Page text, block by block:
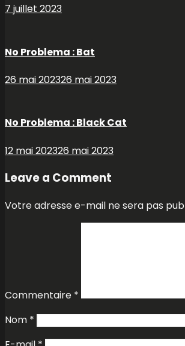
7 juillet 2023
No Problema : Bat
26 mai 202326 mai 2023
No Problema : Black Cat
12 mai 202326 mai 2023
Leave a Comment
Votre adresse e-mail ne sera pas
Commentaire *
Nom *